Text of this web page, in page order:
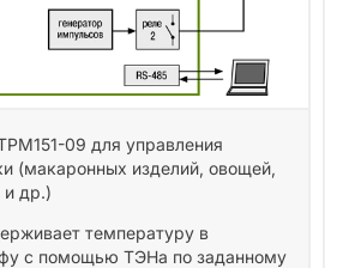
09 для управления
(макаронных изделий, овощей,
и др.)
температуру в
с помощью ТЭНа по заданному